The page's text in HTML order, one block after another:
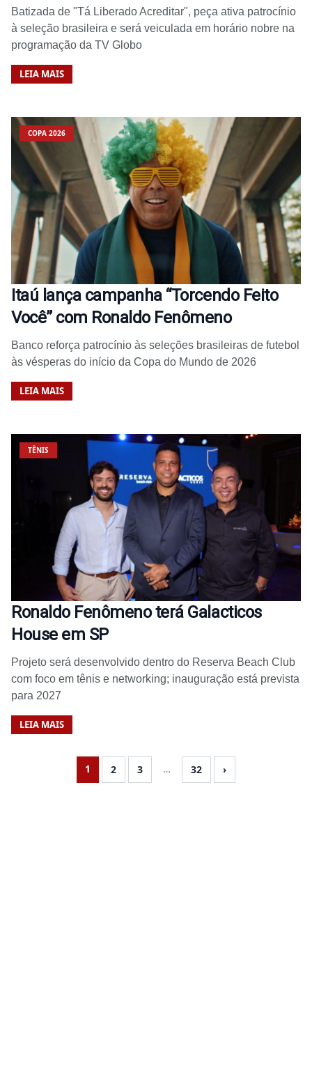
Batizada de "Tá Liberado Acreditar", peça ativa patrocínio
à seleção brasileira e será veiculada em horário nobre na
programação da TV Globo
LEIA MAIS
COPA 2026
Itaú lança campanha “Torcendo Feito
Você” com Ronaldo Fenômeno
Banco reforça patrocínio às seleções brasileiras de futebol
às vésperas do início da Copa do Mundo de 2026
LEIA MAIS
TÊNIS
Ronaldo Fenômeno terá Galacticos
House em SP
Projeto será desenvolvido dentro do Reserva Beach Club
com foco em tênis e networking; inauguração está prevista
para 2027
LEIA MAIS
1 2 3 … 32 ›